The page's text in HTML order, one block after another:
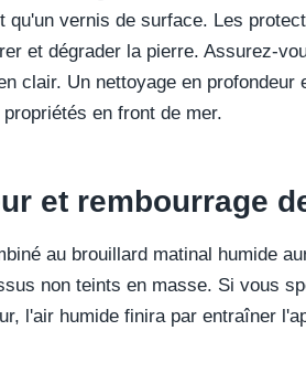
qu'un vernis de surface. Les
et dégrader la pierre. Assurez-
clair. Un nettoyage en
en front de mer.
et rembourrage
au brouillard matinal humide
non teints en masse. Si vous
l'air humide finira par entraîner